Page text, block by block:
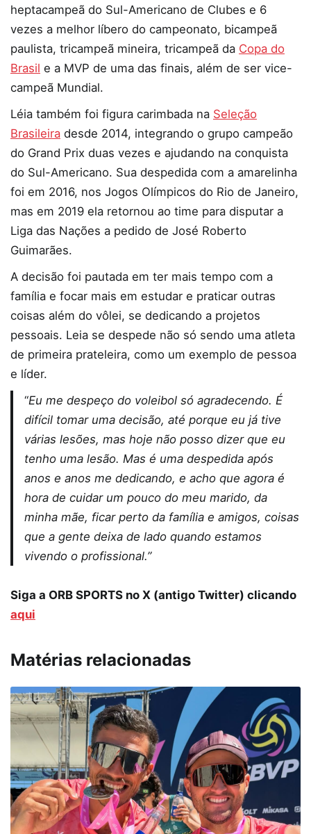
heptacampeã do Sul-Americano de Clubes e 6
vezes a melhor líbero do campeonato, bicampeã
paulista, tricampeã mineira, tricampeã da Copa do
Brasil e a MVP de uma das finais, além de ser vice-
campeã Mundial.
Léia também foi figura carimbada na Seleção
Brasileira desde 2014, integrando o grupo campeão
do Grand Prix duas vezes e ajudando na conquista
do Sul-Americano. Sua despedida com a amarelinha
foi em 2016, nos Jogos Olímpicos do Rio de Janeiro,
mas em 2019 ela retornou ao time para disputar a
Liga das Nações a pedido de José Roberto
Guimarães.
A decisão foi pautada em ter mais tempo com a
família e focar mais em estudar e praticar outras
coisas além do vôlei, se dedicando a projetos
pessoais. Leia se despede não só sendo uma atleta
de primeira prateleira, como um exemplo de pessoa
e líder.
“Eu me despeço do voleibol só agradecendo. É
difícil tomar uma decisão, até porque eu já tive
várias lesões, mas hoje não posso dizer que eu
tenho uma lesão. Mas é uma despedida após
anos e anos me dedicando, e acho que agora é
hora de cuidar um pouco do meu marido, da
minha mãe, ficar perto da família e amigos, coisas
que a gente deixa de lado quando estamos
vivendo o profissional.”
Siga a ORB SPORTS no X (antigo Twitter) clicando
aqui
Matérias relacionadas